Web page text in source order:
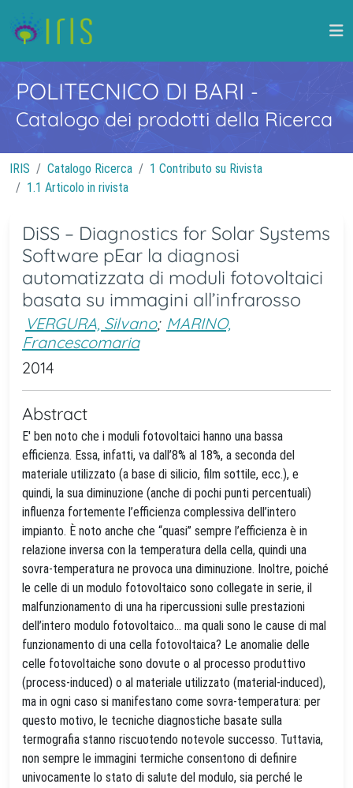
POLITECNICO DI BARI -
Catalogo dei prodotti della Ricerca
IRIS Catalogo Ricerca
1 Contributo su Rivista
1.1 Articolo in rivista
DiSS – Diagnostics for Solar Systems
Software pEar la diagnosi
automatizzata di moduli fotovoltaici
basata su immagini all’infrarosso
VERGURA, Silvano; MARINO,
Francescomaria
2014
Abstract
E' ben noto che i moduli fotovoltaici hanno una bassa
efficienza. Essa, infatti, va dall’8% al 18%, a seconda del
materiale utilizzato (a base di silicio, film sottile, ecc.), e
quindi, la sua diminuzione (anche di pochi punti percentuali)
influenza fortemente l’efficienza complessiva dell’intero
impianto. È noto anche che “quasi” sempre l’efficienza è in
relazione inversa con la temperatura della cella, quindi una
sovra-temperatura ne provoca una diminuzione. Inoltre, poiché
le celle di un modulo fotovoltaico sono collegate in serie, il
malfunzionamento di una ha ripercussioni sulle prestazioni
dell’intero modulo fotovoltaico… ma quali sono le cause di mal
funzionamento di una cella fotovoltaica? Le anomalie delle
celle fotovoltaiche sono dovute o al processo produttivo
(process-induced) o al materiale utilizzato (material-induced),
ma in ogni caso si manifestano come sovra-temperatura: per
questo motivo, le tecniche diagnostiche basate sulla
termografia stanno riscuotendo notevole successo. Tuttavia,
non sempre le immagini termiche consentono di definire
univocamente lo stato di salute del modulo, sia perché le